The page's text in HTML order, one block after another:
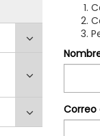
Click
desplegar/
secciones
'Trámites'
para
desplegar/
secciones
hijas:
Click
para